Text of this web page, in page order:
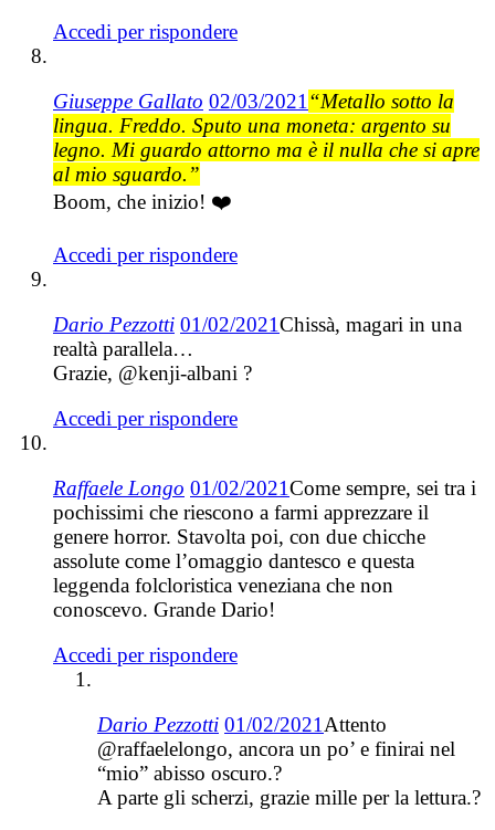
Accedi per rispondere
Giuseppe Gallato 02/03/2021“Metallo sotto la
lingua. Freddo. Sputo una moneta: argento su
legno. Mi guardo attorno ma è il nulla che si apre
al mio sguardo.”
Boom, che inizio! ❤️
Accedi per rispondere
Dario Pezzotti 01/02/2021Chissà, magari in una
realtà parallela…
Grazie, @kenji-albani ?
Accedi per rispondere
Raffaele Longo 01/02/2021Come sempre, sei tra i
pochissimi che riescono a farmi apprezzare il
genere horror. Stavolta poi, con due chicche
assolute come l’omaggio dantesco e questa
leggenda folcloristica veneziana che non
conoscevo. Grande Dario!
Accedi per rispondere
Dario Pezzotti 01/02/2021Attento
@raffaelelongo, ancora un po’ e finirai nel
“mio” abisso oscuro.?
A parte gli scherzi, grazie mille per la lettura.?